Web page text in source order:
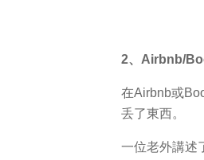
2、Airbnb/
在Airbnb或
丢了東西。
一位老外講述